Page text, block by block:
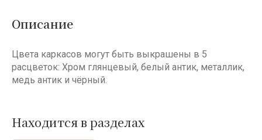
Описание
Цвета каркасов могут быть выкрашены в 5
расцветок: Хром глянцевый, белый антик, металлик,
медь антик и чёрный.
Находится в разделах